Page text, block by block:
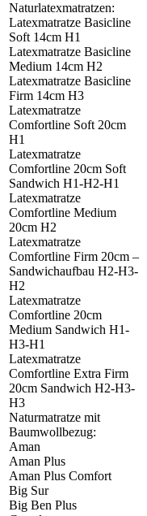
Naturlatexmatratzen:
Latexmatratze Basicline
Soft 14cm H1
Latexmatratze Basicline
Medium 14cm H2
Latexmatratze Basicline
Firm 14cm H3
Latexmatratze
Comfortline Soft 20cm
H1
Latexmatratze
Comfortline 20cm Soft
Sandwich H1-H2-H1
Latexmatratze
Comfortline Medium
20cm H2
Latexmatratze
Comfortline Firm 20cm –
Sandwichaufbau H2-H3-
H2
Latexmatratze
Comfortline 20cm
Medium Sandwich H1-
H3-H1
Latexmatratze
Comfortline Extra Firm
20cm Sandwich H2-H3-
H3
Naturmatratze mit
Baumwollbezug:
Aman
Aman Plus
Aman Plus Comfort
Big Sur
Big Ben Plus